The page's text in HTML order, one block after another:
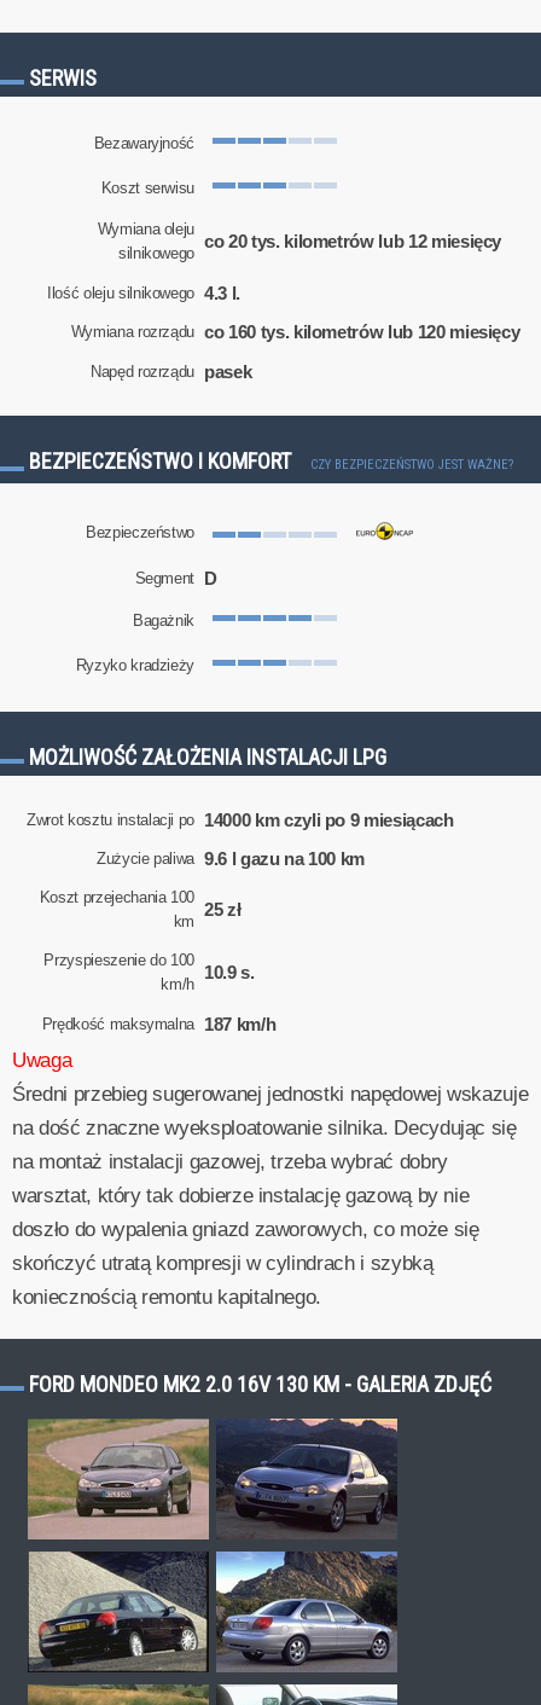
SERWIS
Bezawaryjność
Koszt serwisu
Wymiana oleju
silnikowego
co 20 tys. kilometrów lub 12 miesięcy
Ilość oleju silnikowego 4.3 l.
Wymiana rozrządu co 160 tys. kilometrów lub 120 miesięcy
Napęd rozrządu pasek
BEZPIECZEŃSTWO I KOMFORT CZY BEZPIECZEŃSTWO JEST WAŻNE?
Bezpieczeństwo
Segment D
Bagażnik
Ryzyko kradzieży
MOŻLIWOŚĆ ZAŁOŻENIA INSTALACJI LPG
Zwrot kosztu instalacji po 14000 km czyli po 9 miesiącach
Zużycie paliwa 9.6 l gazu na 100 km
Koszt przejechania 100
km
25 zł
Przyspieszenie do 100
km/h
10.9 s.
Prędkość maksymalna 187 km/h
Uwaga
Średni przebieg sugerowanej jednostki napędowej wskazuje
na dość znaczne wyeksploatowanie silnika. Decydując się
na montaż instalacji gazowej, trzeba wybrać dobry
warsztat, który tak dobierze instalację gazową by nie
doszło do wypalenia gniazd zaworowych, co może się
skończyć utratą kompresji w cylindrach i szybką
koniecznością remontu kapitalnego.
FORD MONDEO MK2 2.0 16V 130 KM - GALERIA ZDJĘĆ